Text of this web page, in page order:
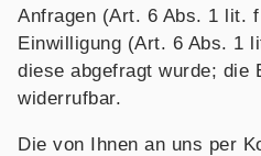
Anfragen (Art. 6 Abs. 1 lit.
Einwilligung (Art. 6 Abs. 1
diese abgefragt wurde; die
widerrufbar.
Die von Ihnen an uns per